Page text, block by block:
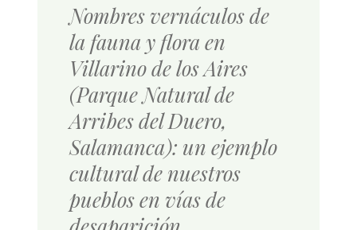
Nombres vernáculos de
la fauna y flora en
Villarino de los Aires
(Parque Natural de
Arribes del Duero,
Salamanca): un ejemplo
cultural de nuestros
pueblos en vías de